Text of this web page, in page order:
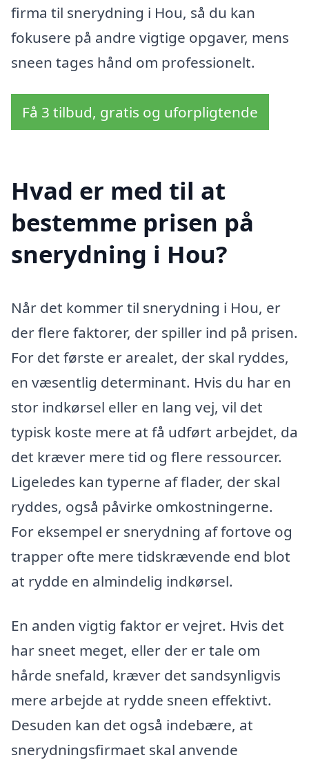
firma til snerydning i Hou, så du kan
fokusere på andre vigtige opgaver, mens
sneen tages hånd om professionelt.
Få 3 tilbud, gratis og uforpligtende
Hvad er med til at
bestemme prisen på
snerydning i Hou?
Når det kommer til snerydning i Hou, er
der flere faktorer, der spiller ind på prisen.
For det første er arealet, der skal ryddes,
en væsentlig determinant. Hvis du har en
stor indkørsel eller en lang vej, vil det
typisk koste mere at få udført arbejdet, da
det kræver mere tid og flere ressourcer.
Ligeledes kan typerne af flader, der skal
ryddes, også påvirke omkostningerne.
For eksempel er snerydning af fortove og
trapper ofte mere tidskrævende end blot
at rydde en almindelig indkørsel.
En anden vigtig faktor er vejret. Hvis det
har sneet meget, eller der er tale om
hårde snefald, kræver det sandsynligvis
mere arbejde at rydde sneen effektivt.
Desuden kan det også indebære, at
snerydningsfirmaet skal anvende